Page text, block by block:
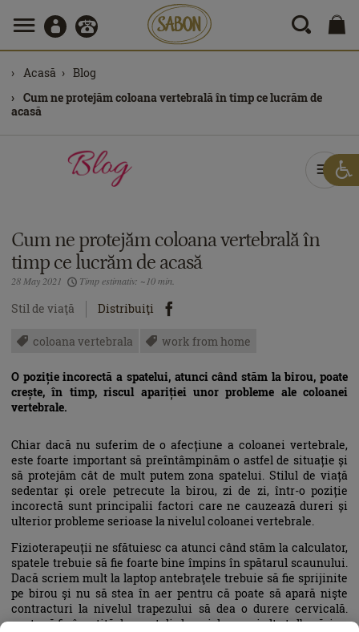
Acasă
Blog
Cum ne protejăm coloana vertebrală în timp ce lucrăm de
acasă
Cum ne protejăm coloana vertebrală în
timp ce lucrăm de acasă
28 May 2021 Timp estimativ: ~10 min.
Stil de viaţă Distribuiţi
coloana vertebrala work from home
O poziție incorectă a spatelui, atunci când stăm la birou, poate
crește, în timp, riscul apariției unor probleme ale coloanei
vertebrale.
Chiar dacă nu suferim de o afecțiune a coloanei vertebrale,
este foarte important să preîntâmpinăm o astfel de situație și
să protejăm cât de mult putem zona spatelui. Stilul de viață
sedentar și orele petrecute la birou, zi de zi, într-o poziție
incorectă sunt principalii factori care ne cauzează dureri și
ulterior probleme serioase la nivelul coloanei vertebrale.
Fizioterapeuții ne sfătuiesc ca atunci când stăm la calculator,
spatele trebuie să fie foarte bine împins în spătarul scaunului.
Dacă scriem mult la laptop antebraţele trebuie să fie sprijinite
pe birou şi nu să stea în aer pentru că poate să apară nişte
contracturi la nivelul trapezului să dea o durere cervicală.
poate să fie însoţită de ameţeli, dureri de cap şi alte tulburări.